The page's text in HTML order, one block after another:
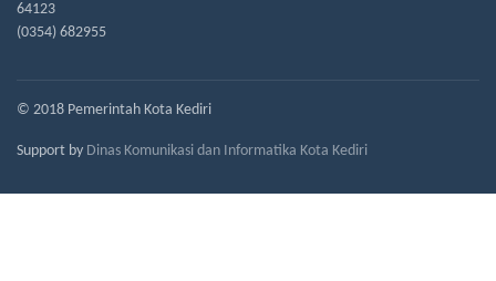
64123
(0354) 682955
© 2018 Pemerintah Kota Kediri
Support by Dinas Komunikasi dan Informatika Kota Kediri